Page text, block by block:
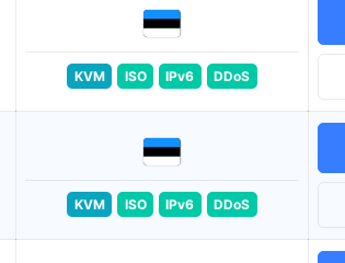
KVM ISO IPv6 DDoS
KVM ISO IPv6 DDoS